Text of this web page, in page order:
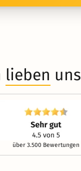
lieben uns
über 3.500 Bewertungen